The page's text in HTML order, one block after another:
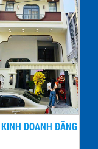
DOANH ĐẲNG